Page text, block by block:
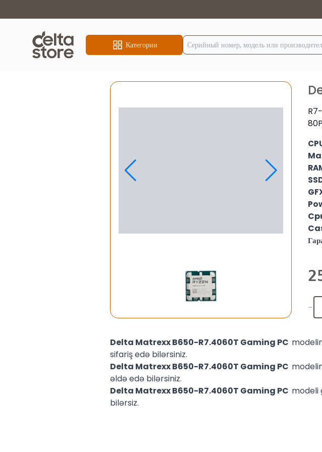
Категории
-
Delta Matrexx B650-R7.4060T Gaming PC
sifariş edə bilərsiniz.
Delta Matrexx B650-R7.4060T Gaming PC
əldə edə bilərsiniz.
Delta Matrexx B650-R7.4060T Gaming PC modeli
bilərsiz.